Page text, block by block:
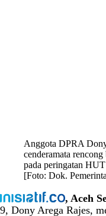
Anggota DPRA
cenderamata
pada peringatan
[Foto: Dok.
, Aceh
9, Dony Arega Rajes,